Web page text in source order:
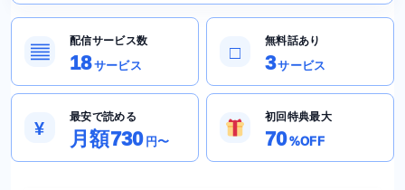
▤
配信サービス数
18サービス
□
無料話あり
3サービス
¥
最安で読める
月額730 円〜
初回特典最大
70%OFF